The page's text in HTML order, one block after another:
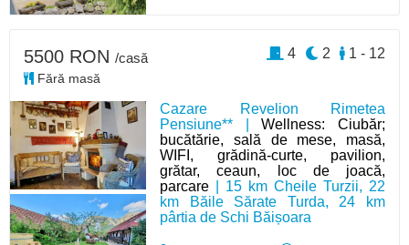
Cazare Revelion Rimetea
Pensiune** |Wellness: Ciubăr;
bucătărie, sală de mese, masă,
WIFI, grădină-curte, pavilion,
grătar, ceaun, loc de joacă,
parcare | 15 km Cheile Turzii, 22
km Băile Sărate Turda, 24 km
pârtia de Schi Băișoara
5500 RON /casă
Fără masă
1 - 12
2
4